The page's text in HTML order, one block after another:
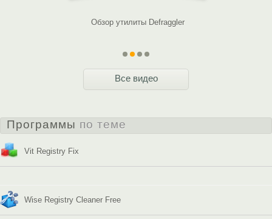
Обзор утилиты Defraggler
Все видео
Программы по теме
Vit Registry Fix
Wise Registry Cleaner Free